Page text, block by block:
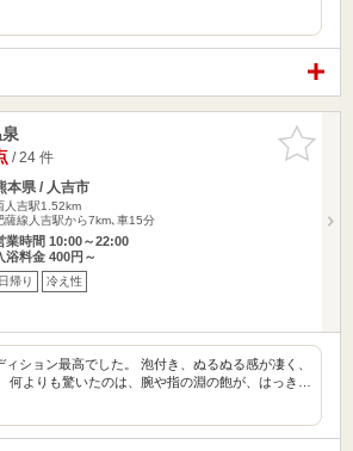
お気に入
りに追加
/ 24 件
本県 / 人吉市
人吉駅1.52km
薩線人吉駅から7km､車15分
業時間 10:00～22:00
浴料金 400円～
日帰り 冷え性
ィション最高でした。 泡付き、ぬるぬる感が凄く、
何よりも驚いたのは、腕や指の淵の飽が、はっき…